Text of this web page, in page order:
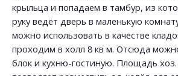
крыльца и попадаем в тамбур, из
руку ведёт дверь в маленькую
можно использовать в качестве
проходим в холл 8 кв м. Отсюда
блок и кухню-гостиную. Площадь хоз.